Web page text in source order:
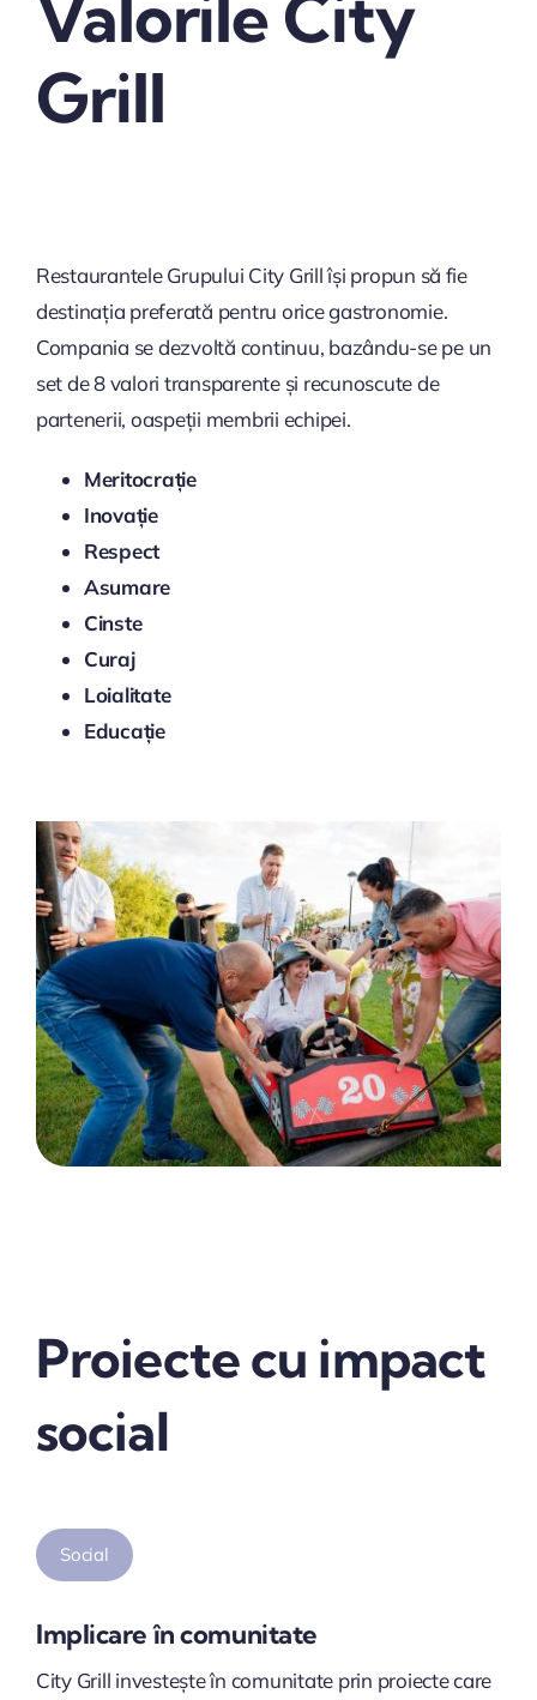
Valorile City
Grill
Restaurantele Grupului City Grill își propun să fie
destinația preferată pentru orice gastronomie.
Compania se dezvoltă continuu, bazându-se pe un
set de 8 valori transparente și recunoscute de
partenerii, oaspeții membrii echipei.
Meritocrație
Inovație
Respect
Asumare
Cinste
Curaj
Loialitate
Educație
Proiecte cu impact
social
Social
Implicare în comunitate
City Grill investește în comunitate prin proiecte care